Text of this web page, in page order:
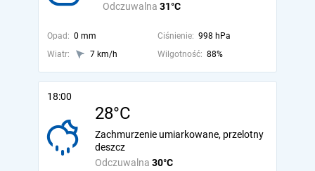
Odczuwalna 31°C
Opad: 0 mm Ciśnienie: 998 hPa
Wiatr:
7 km/h Wilgotność: 88%
18:00
28°C
Odczuwalna 30°C
Zachmurzenie umiarkowane, przelotny
deszcz